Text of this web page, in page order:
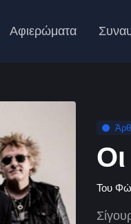
Αφιερώματα
Του